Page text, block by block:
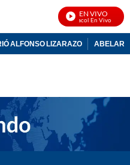
EN VIVO
Noticias Caracol En Vivo
ALFONSO LIZARAZO